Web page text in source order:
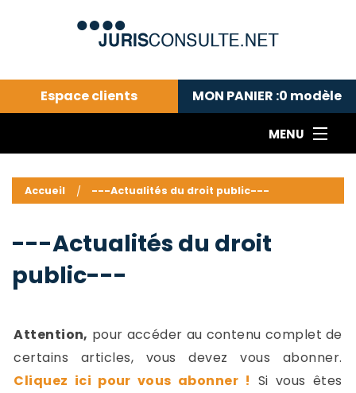
Espace clients MON PANIER :0 modèle
MENU
---Actualités du droit public---
Droit pénal---
Droit privé ---
Abonnement aux actualités
Accueil ---Actualités du droit public---
---Actualités du droit
public---
Attention, pour accéder au contenu complet de
certains articles, vous devez vous abonner.
Cliquez ici pour vous abonner ! Si vous êtes